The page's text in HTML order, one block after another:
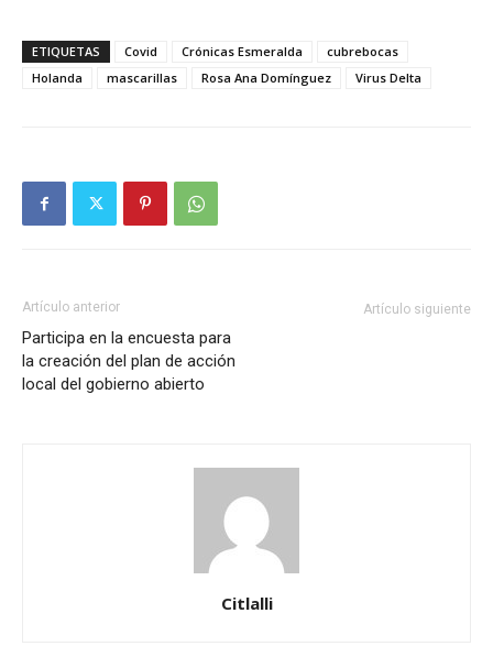
ETIQUETAS Covid Crónicas Esmeralda
cubrebocas
Holanda
mascarillas Rosa Ana Domínguez Virus Delta
Artículo anterior
Participa en la encuesta para
la creación del plan de acción
local del gobierno abierto
Artículo siguiente
Citlalli